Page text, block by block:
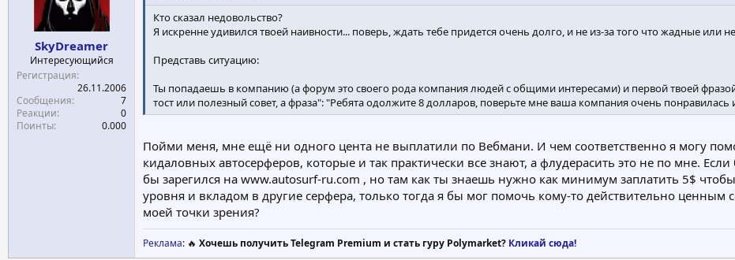
SkyDreamer
Интересующийся
Регистрация
26.11.2006
Сообщения
7
Реакции
0
Поинты
0.000
Кто сказал недовольство?
Я искренне удивился твоей наивности... поверь, ждать тебе придется очень долго, и не из-за того что жадные или
Представь ситуацию:
Ты попадаешь в компанию (а форум это своего рода компания людей с общими интересами) и первой твоей фразой
тост или полезный совет, а фраза": "Ребята одолжите 8 долларов, поверьте мне ваша компания очень
Пойми меня, мне ещё ни одного цента не выплатили по Вебмани. И чем соответственно я могу
кидаловных автосерферов, которые и так практически все знают, а флудерасить это не по мне.
бы зарегился на www.autosurf-ru.com , но там как ты знаешь нужно как минимум заплатить 5$
уровня и вкладом в другие серфера, только тогда я бы мог помочь кому-то действительно ценным
моей точки зрения?
Реклама: 🔥 Хочешь получить Telegram Premium и стать гуру Polymarket? Кликай сюда!